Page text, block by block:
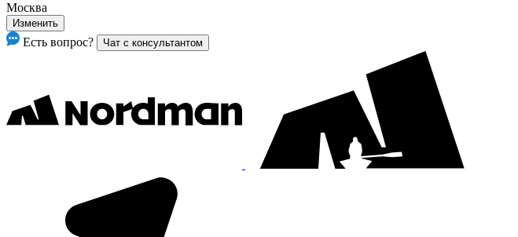
Москва
Изменить
Есть вопрос? Чат с консультантом